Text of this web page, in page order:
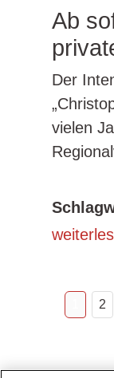
Ab
Der
vielen
2